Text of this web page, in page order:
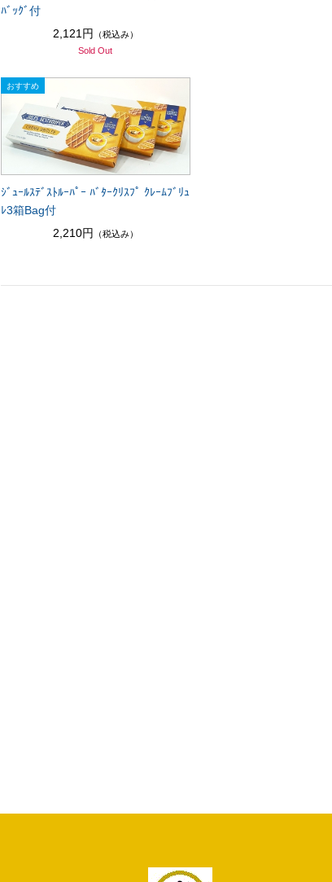
ﾊﾞｯｸﾞ付
2,121円
（税込み）
Sold Out
ｼﾞｭｰﾙｽﾃﾞｽﾄﾙｰﾊﾟｰ ﾊﾞﾀｰｸﾘｽﾌﾟ ｸﾚｰﾑﾌﾞﾘｭ
ﾚ3箱Bag付
2,210円
（税込み）